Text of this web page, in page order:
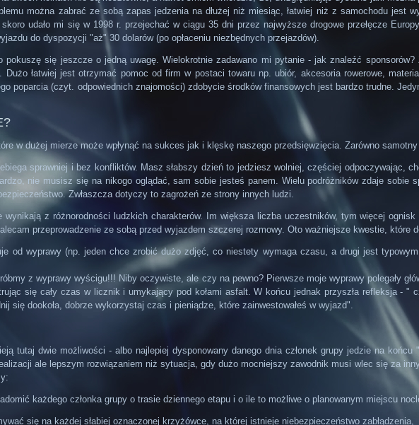
można zabrać ze sobą zapas jedzenia na dłużej niż miesiąc, łatwiej niż z samochodu
udało mi się w 1998 r. przejechać w ciągu 35 dni przez najwyższe drogowe przełęcze
do dyspozycji "aż" 30 dolarów (po opłaceniu niezbędnych przejazdów).
się jeszcze o jedną uwagę. Wielokrotnie zadawano mi pytanie - jak znaleźć
Dużo łatwiej jest otrzymać pomoc od firm w postaci towaru np. ubiór, akcesoria rowerowe,
poparcia (czyt. odpowiednich znajomości) zdobycie środków finansowych jest bardzo trudne.
w dużej mierze może wpłynąć na sukces jak i klęskę naszego przedsięwzięcia. Zarówno
sprawniej i bez konfliktów. Masz słabszy dzień to jedziesz wolniej, częściej odpoczywając,
nie musisz się na nikogo oglądać, sam sobie jesteś panem. Wielu podróżników zdaje sobie
Zwłaszcza dotyczy to zagrożeń ze strony innych ludzi.
wynikają z różnorodności ludzkich charakterów. Im większa liczba uczestników, tym więcej
przeprowadzenie ze sobą przed wyjazdem szczerej rozmowy. Oto ważniejsze kwestie, które
od wyprawy (np. jeden chce zrobić dużo zdjęć, co niestety wymaga czasu, a drugi jest
z wyprawy wyścigu!!! Niby oczywiste, ale czy na pewno? Pierwsze moje wyprawy polegały
się cały czas w licznik i umykający pod kołami asfalt. W końcu jednak przyszła refleksja -
się dookoła, dobrze wykorzystaj czas i pieniądze, które zainwestowałeś w wyjazd".
tutaj dwie możliwości - albo najlepiej dysponowany danego dnia członek grupy jedzie na
ale lepszym rozwiązaniem niż sytuacja, gdy dużo mocniejszy zawodnik musi wlec się za
każdego członka grupy o trasie dziennego etapu i o ile to możliwe o planowanym miejscu
się na każdej słabiej oznaczonej krzyżówce, na której istnieje niebezpieczeństwo zabłądzenia,